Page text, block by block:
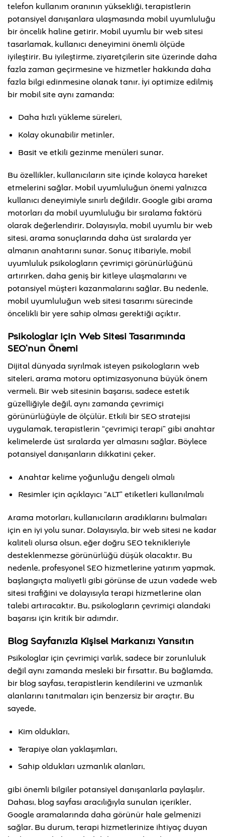
telefon kullanım oranının yüksekliği, terapistlerin
potansiyel danışanlara ulaşmasında mobil uyumluluğu
bir öncelik haline getirir. Mobil uyumlu bir web sitesi
tasarlamak, kullanıcı deneyimini önemli ölçüde
iyileştirir. Bu iyileştirme, ziyaretçilerin site üzerinde daha
fazla zaman geçirmesine ve hizmetler hakkında daha
fazla bilgi edinmesine olanak tanır. İyi optimize edilmiş
bir mobil site aynı zamanda:
Daha hızlı yükleme süreleri,
Kolay okunabilir metinler,
Basit ve etkili gezinme menüleri sunar.
Bu özellikler, kullanıcıların site içinde kolayca hareket
etmelerini sağlar. Mobil uyumluluğun önemi yalnızca
kullanıcı deneyimiyle sınırlı değildir. Google gibi arama
motorları da mobil uyumluluğu bir sıralama faktörü
olarak değerlendirir. Dolayısıyla, mobil uyumlu bir web
sitesi, arama sonuçlarında daha üst sıralarda yer
almanın anahtarını sunar. Sonuç itibariyle, mobil
uyumluluk psikologların çevrimiçi görünürlüğünü
artırırken, daha geniş bir kitleye ulaşmalarını ve
potansiyel müşteri kazanmalarını sağlar. Bu nedenle,
mobil uyumluluğun web sitesi tasarımı sürecinde
öncelikli bir yere sahip olması gerektiği açıktır.
Psikologlar için Web Sitesi Tasarımında
SEO’nun Önemi
Dijital dünyada sıyrılmak isteyen psikologların web
siteleri, arama motoru optimizasyonuna büyük önem
vermeli. Bir web sitesinin başarısı, sadece estetik
güzelliğiyle değil, aynı zamanda çevrimiçi
görünürlüğüyle de ölçülür. Etkili bir SEO stratejisi
uygulamak, terapistlerin “çevrimiçi terapi” gibi anahtar
kelimelerde üst sıralarda yer almasını sağlar. Böylece
potansiyel danışanların dikkatini çeker.
Anahtar kelime yoğunluğu dengeli olmalı
Resimler için açıklayıcı “ALT” etiketleri kullanılmalı
Arama motorları, kullanıcıların aradıklarını bulmaları
için en iyi yolu sunar. Dolayısıyla, bir web sitesi ne kadar
kaliteli olursa olsun, eğer doğru SEO teknikleriyle
desteklenmezse görünürlüğü düşük olacaktır. Bu
nedenle, profesyonel SEO hizmetlerine yatırım yapmak,
başlangıçta maliyetli gibi görünse de uzun vadede web
sitesi trafiğini ve dolayısıyla terapi hizmetlerine olan
talebi artıracaktır. Bu, psikologların çevrimiçi alandaki
başarısı için kritik bir adımdır.
Blog Sayfanızla Kişisel Markanızı Yansıtın
Psikologlar için çevrimiçi varlık, sadece bir zorunluluk
değil aynı zamanda mesleki bir fırsattır. Bu bağlamda,
bir blog sayfası, terapistlerin kendilerini ve uzmanlık
alanlarını tanıtmaları için benzersiz bir araçtır. Bu
sayede,
Kim oldukları,
Terapiye olan yaklaşımları,
Sahip oldukları uzmanlık alanları,
gibi önemli bilgiler potansiyel danışanlarla paylaşılır.
Dahası, blog sayfası aracılığıyla sunulan içerikler,
Google aramalarında daha görünür hale gelmenizi
sağlar. Bu durum, terapi hizmetlerinize ihtiyaç duyan